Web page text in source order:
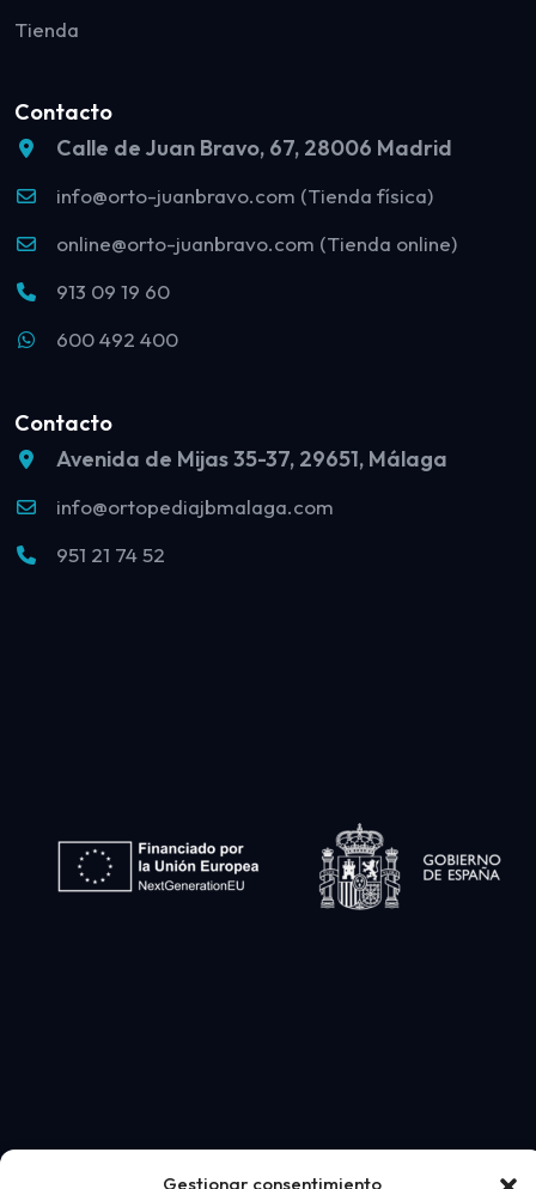
Gestionar consentimiento
Tienda
Contacto
Calle de Juan Bravo, 67, 28006 Madrid
info@orto-juanbravo.com (Tienda física)
online@orto-juanbravo.com (Tienda online)
913 09 19 60
600 492 400
Contacto
Avenida de Mijas 35-37, 29651, Málaga
info@ortopediajbmalaga.com
951 21 74 52